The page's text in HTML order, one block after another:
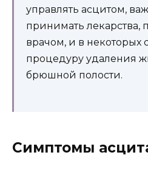
управлять асцитом,
принимать лекарства,
врачом, и в некоторых
процедуру удаления
брюшной полости.
Симптомы